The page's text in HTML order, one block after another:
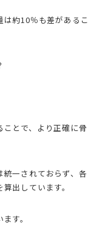
約10％も差があるこ
とで、より正確に骨
統一されておらず、各
出しています。
す。